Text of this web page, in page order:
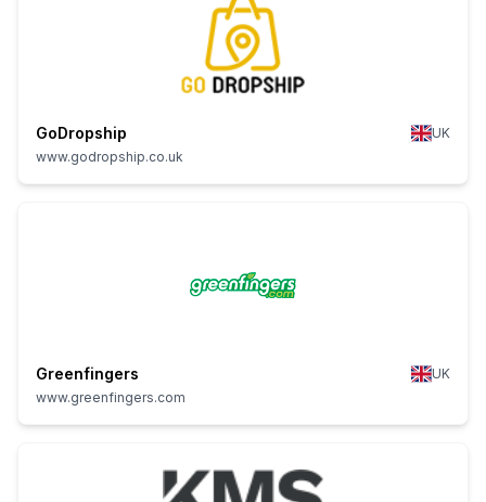
GoDropship
UK
www.godropship.co.uk
Greenfingers
UK
www.greenfingers.com